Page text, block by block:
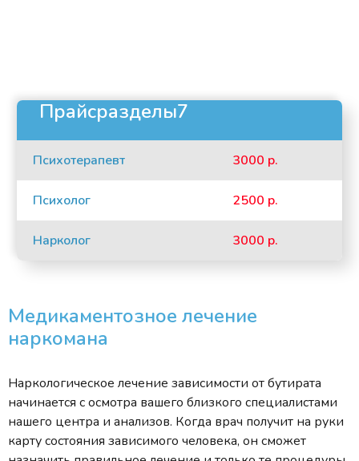
Прайсразделы7
Психотерапевт 3000 р.
Психолог 2500 р.
Нарколог 3000 р.
Медикаментозное лечение
наркомана
Наркологическое лечение зависимости от бутирата
начинается с осмотра вашего близкого специалистами
нашего центра и анализов. Когда врач получит на руки
карту состояния зависимого человека, он сможет